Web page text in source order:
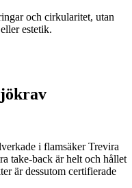
och cirkularitet, utan
estetik.
i flamsäker Trevira
take-back är helt och hållet
är dessutom certifierade